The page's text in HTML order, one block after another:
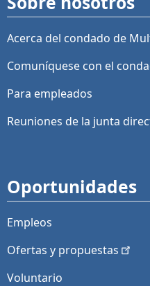
Acerca del condado de
Comuníquese con el
Para empleados
Reuniones de la junta
Oportunidades
Empleos
Ofertas y propuestas
Voluntario